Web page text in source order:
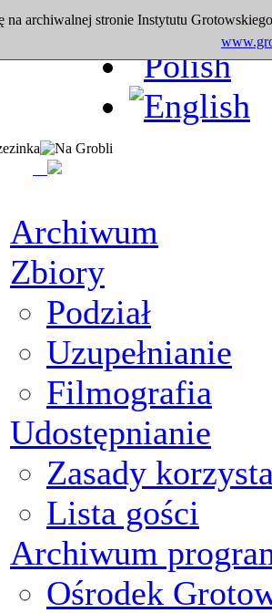
na archiwalnej stronie Instytutu
Archiwum
Zbiory
Podział
Uzupełnianie
Filmografia
Udostępnianie
Zasady
Lista gości
Archiwum
Ośrodek